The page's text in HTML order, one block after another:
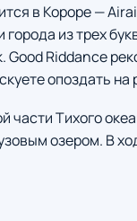
в Короре —
из трех
Riddance
опоздать на
части Тихого
озером. В